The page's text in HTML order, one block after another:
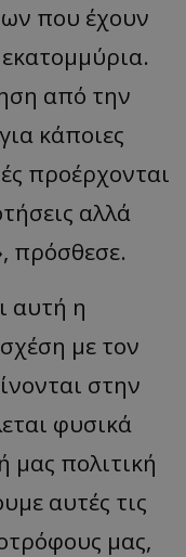
που έχουν
εκατομμύρια.
από την
κάποιες
προέρχονται
αλλά
πρόσθεσε.
αυτή η
με τον
στην
φυσικά
μας πολιτική
αυτές τις
μας,